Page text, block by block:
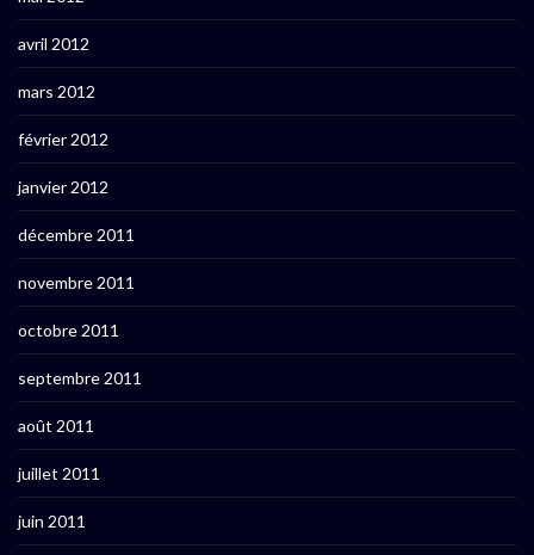
avril 2012
mars 2012
février 2012
janvier 2012
décembre 2011
novembre 2011
octobre 2011
septembre 2011
août 2011
juillet 2011
juin 2011